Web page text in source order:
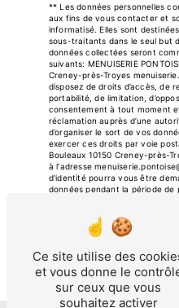
** Les données personnelles
aux fins de vous contacter et
informatisé. Elles sont destinées
sous-traitants dans le seul but
données collectées seront
suivants: MENUISERIE
Creney-près-Troyes
disposez de droits d’accès, de
portabilité, de limitation,
consentement à tout moment
réclamation auprès d’une
d’organiser le sort de vos
exercer ces droits par voie
Bouleaux 10150 Creney-près-
à l'adresse
d'identité pourra vous être
données pendant la période
durée de prescription légale
des contentieux. Vous avez le
d'opposition au démarchage
Bloctel.gouv.fr
.
Ce site utilise des
et vous donne le
sur ceux que vous
souhaitez activer